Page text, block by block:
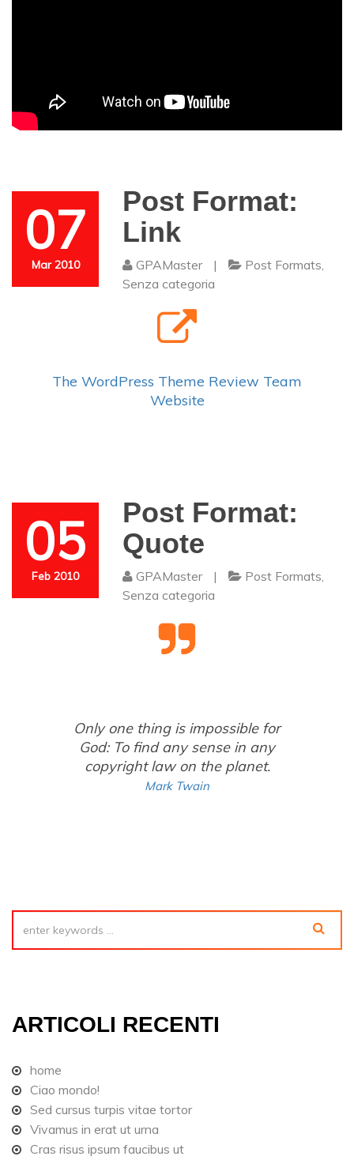
07
Mar 2010
Post Format:
Link
GPAMaster | Post Formats
Senza categoria
The WordPress Theme Review Team
Website
05
Feb 2010
Post Format:
Quote
GPAMaster | Post Formats
Senza categoria
Only one thing is impossible for
God: To find any sense in any
copyright law on the planet.
Mark Twain
ARTICOLI RECENTI
home
Ciao mondo!
Sed cursus turpis vitae tortor
Vivamus in erat ut urna
Cras risus ipsum faucibus ut